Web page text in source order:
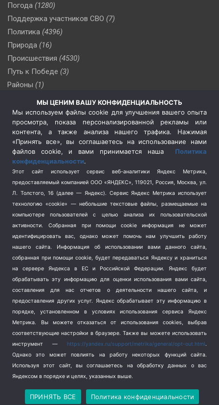
Погода (1280)
Поддержка участников СВО (7)
Политика (4396)
Природа (16)
Происшествия (4530)
Путь к Победе (3)
Районы (1)
(510)
Сельское хозяйство (3)
Социальная политика
(3)
Спецоперация в Украине
Спецоперация на Украине
(404)
Спорт (740)
Терроризм (1)
Транспорт (262)
Туризм (178)
Флот (76)
Школа и спорт (2)
Экология (8)
Экономика (1172)
Copyright © 2026
Политика конфиденциальности
МЫ ЦЕНИМ ВАШУ КОНФИДЕНЦИАЛЬНОСТЬ
Мы используем файлы cookie для улучшения вашего опыта
просмотра, показа персонализированной рекламы или
контента, а также анализа нашего трафика. Нажимая
«Принять все», вы соглашаетесь на использование нами
файлов cookie, и вами принимается наша Политика
конфиденциальности.
Этот сайт использует сервис веб-аналитики Яндекс Метрика,
предоставляемый компанией ООО «ЯНДЕКС», 119021, Россия, Москва, ул.
Л. Толстого, 16 (далее — Яндекс). Сервис Яндекс Метрика использует
технологию «cookie» — небольшие текстовые файлы, размещаемые на
компьютере пользователей с целью анализа их пользовательской
активности.
Собранная при помощи cookie информация не может
идентифицировать вас, однако может помочь нам улучшить работу
нашего сайта. Информация об использовании вами данного сайта,
собранная при помощи cookie, будет передаваться Яндексу и храниться
на сервере Яндекса в ЕС и Российской Федерации. Яндекс будет
обрабатывать эту информацию для оценки использования вами сайта,
составления для нас отчетов о деятельности нашего сайта, и
предоставления других услуг. Яндекс обрабатывает эту информацию в
порядке, установленном в условиях использования сервиса Яндекс
Метрика.
Вы можете отказаться от использования cookies, выбрав
соответствующие настройки в браузере. Также вы можете использовать
инструмент — https://yandex.ru/support/metrika/general/opt-out.html.
Однако это может повлиять на работу некоторых функций сайта.
Используя этот сайт, вы соглашаетесь на обработку данных о вас
Яндексом в порядке и целях, указанных выше.
ПРИНЯТЬ ВСЕ Политика конфиденциальности